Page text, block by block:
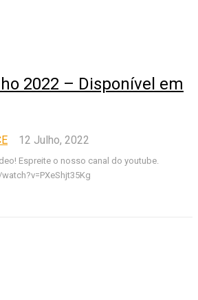
2022 – Disponível em
12 Julho, 2022